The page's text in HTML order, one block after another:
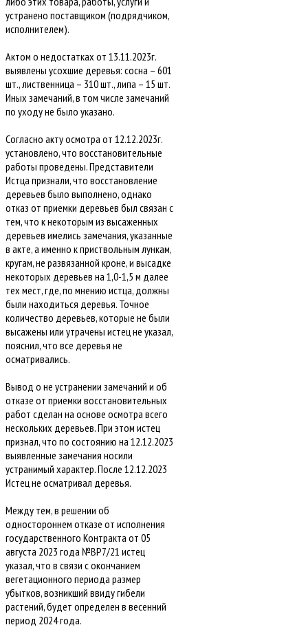
устранено поставщиком (подрядчиком,
исполнителем).
Актом о недостатках от 13.11.2023г.
выявлены усохшие деревья: сосна – 601
шт., лиственница – 310 шт., липа – 15 шт.
Иных замечаний, в том числе замечаний
по уходу не было указано.
Согласно акту осмотра от 12.12.2023г.
установлено, что восстановительные
работы проведены. Представители
Истца признали, что восстановление
деревьев было выполнено, однако
отказ от приемки деревьев был связан с
тем, что к некоторым из высаженных
деревьев имелись замечания, указанные
в акте, а именно к приствольным лункам,
кругам, не развязанной кроне, и высадке
некоторых деревьев на 1,0-1,5 м далее
тех мест, где, по мнению истца, должны
были находиться деревья. Точное
количество деревьев, которые не были
высажены или утрачены истец не указал,
пояснил, что все деревья не
осматривались.
Вывод о не устранении замечаний и об
отказе от приемки восстановительных
работ сделан на основе осмотра всего
нескольких деревьев. При этом истец
признал, что по состоянию на 12.12.2023
выявленные замечания носили
устранимый характер. После 12.12.2023
Истец не осматривал деревья.
Между тем, в решении об
одностороннем отказе от исполнения
государственного Контракта от 05
августа 2023 года №ВР7/21 истец
указал, что в связи с окончанием
вегетационного периода размер
убытков, возникший ввиду гибели
растений, будет определен в весенний
период 2024 года.